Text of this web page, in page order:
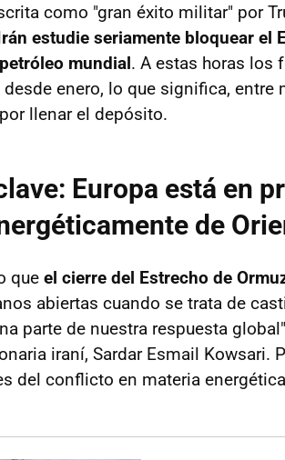
como "gran éxito militar" por
estudie seriamente bloquear el
mundial. A estas horas los
enero, lo que significa, entre
llenar el depósito.
Europa está en
de
que el cierre del Estrecho de
abiertas cuando se trata de
parte de nuestra respuesta
iraní, Sardar Esmail Kowsari.
del conflicto en materia